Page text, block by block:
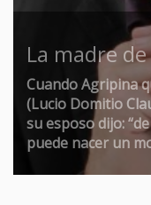
La madre
Cuando Agripina
(Lucio Domitio
su esposo dijo:
puede nacer un